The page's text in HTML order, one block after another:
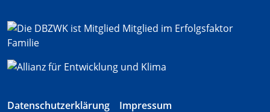
Datenschutzerklärung Impressum